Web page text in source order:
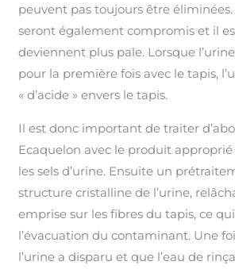
peuvent pas toujours être éliminées.
seront également compromis et il
deviennent plus pale. Lorsque
pour la première fois avec le tapis,
« d’acide » envers le tapis.
Il est donc important de traiter
Ecaquelon avec le produit
les sels d’urine. Ensuite un
structure cristalline de l’urine,
emprise sur les fibres du tapis, ce
l’évacuation du contaminant. Une
l’urine a disparu et que l’eau de